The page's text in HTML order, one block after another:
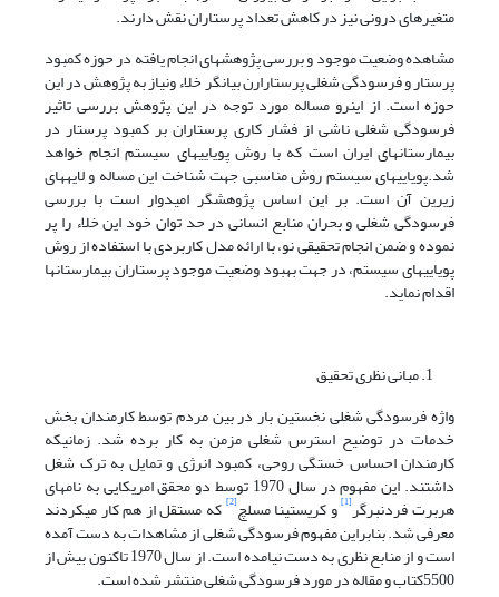
متغیرهای درونی نیز در کاهش تعداد پرستاران نقش دارند.
مشاهده وضعیت موجود و بررسی پژوهش­های انجام یافته در حوزه کمبود
پرستار و فرسودگی شغلی پرستارارن بیان­گر خلاء ونیاز به پژوهش در این
حوزه است. از این­رو مساله مورد توجه در این پژوهش بررسی تاثیر
فرسودگی شغلی ناشی از فشار کاری پرستاران بر کمبود پرستار در
بیمارستان­های ایران است که با روش پویایی­های سیستم انجام خواهد
شد.پویایی­های سیستم روش مناسبی جهت شناخت این مساله و لایه­های
زیرین آن است. بر این اساس پژوهشگر امیدوار است با بررسی
فرسودگی شغلی و بحران منابع انسانی در حد توان خود این خلاء را پر
نموده و ضمن انجام تحقیقی نو، با ارائه مدل کاربردی با استفاده از روش
پویایی­های سیستم، در جهت بهبود وضعیت موجود پرستاران بیمارستان­ها
اقدام نماید.
مبانی نظری تحقیق
واژه فرسودگی شغلی نخستین بار در بین مردم توسط کارمندان بخش
خدمات در توضیح استرس شغلی مزمن به کار برده شد. زمانی­که
کارمندان احساس خستگی روحی، کمبود انرژی و تمایل به ترک شغل
داشتند. این مفهوم در سال 1970 توسط دو محقق امریکایی به نام­های
هربرت فردنبرگر[1] و کریستینا مسلچ[2] که مستقل از هم کار می­کردند
معرفی شد. بنابراین مفهوم فرسودگی شغلی از مشاهدات به دست آمده
است و از منابع نظری به دست نیامده است. از سال 1970 تاکنون بیش از
5500کتاب و مقاله در مورد فرسودگی شغلی منتشر شده است.